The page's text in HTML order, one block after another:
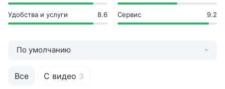
Количество корпусов: 1
Кондиционеры в номерах
Ресторан
Собственный парк
Теплые переходы между корпусами
Удобства и услуги 8.6 Сервис 9.2
Все С видео 3
По умолчанию